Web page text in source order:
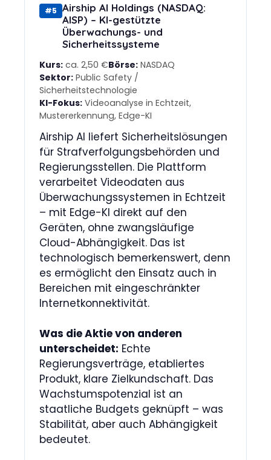
#5 Airship AI Holdings (NASDAQ:
AISP) – KI-gestützte
Überwachungs- und
Sicherheitssysteme
Kurs: ca. 2,50 €Börse: NASDAQ
Sektor: Public Safety /
Sicherheitstechnologie
KI-Fokus: Videoanalyse in Echtzeit,
Mustererkennung, Edge-KI
Airship AI liefert Sicherheitslösungen
für Strafverfolgungsbehörden und
Regierungsstellen. Die Plattform
verarbeitet Videodaten aus
Überwachungssystemen in Echtzeit
– mit Edge-KI direkt auf den
Geräten, ohne zwangsläufige
Cloud-Abhängigkeit. Das ist
technologisch bemerkenswert, denn
es ermöglicht den Einsatz auch in
Bereichen mit eingeschränkter
Internetkonnektivität.
Was die Aktie von anderen
unterscheidet: Echte
Regierungsverträge, etabliertes
Produkt, klare Zielkundschaft. Das
Wachstumspotenzial ist an
staatliche Budgets geknüpft – was
Stabilität, aber auch Abhängigkeit
bedeutet.